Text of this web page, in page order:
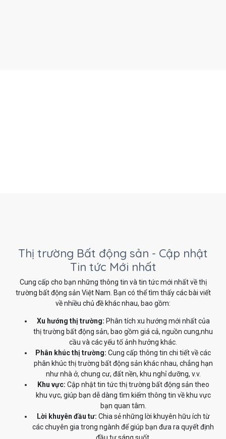
Thị trường Bất động sản - Cập nhật
Tin tức Mới nhất
Cung cấp cho bạn những thông tin và tin tức mới nhất về thị
trường bất động sản Việt Nam. Bạn có thể tìm thấy các bài viết
về nhiều chủ đề khác nhau, bao gồm:
Xu hướng thị trường: Phân tích xu hướng mới nhất của
thị trường bất động sản, bao gồm giá cả, nguồn cung,nhu
cầu và các yếu tố ảnh hưởng khác.
Phân khúc thị trường: Cung cấp thông tin chi tiết về các
phân khúc thị trường bất động sản khác nhau, chẳng hạn
như nhà ở, chung cư, đất nền, khu nghỉ dưỡng, v.v.
Khu vực: Cập nhật tin tức thị trường bất động sản theo
khu vực, giúp bạn dễ dàng tìm kiếm thông tin về khu vực
bạn quan tâm.
Lời khuyên đầu tư: Chia sẻ những lời khuyên hữu ích từ
các chuyên gia trong ngành để giúp bạn đưa ra quyết định